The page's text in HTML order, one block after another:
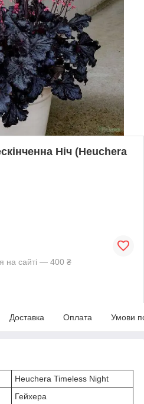
Ніч (Heuchera
на сайті — 400 ₴
Доставка Оплата Умови
Heuchera Timeless Night
Гейхера